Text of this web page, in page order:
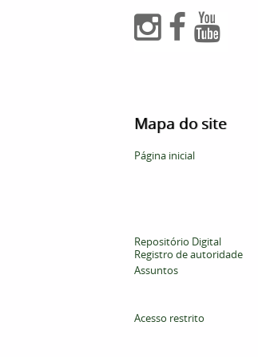
Mapa do site
Página inicial
Repositório Digital
Registro de autoridade
Assuntos
Acesso restrito